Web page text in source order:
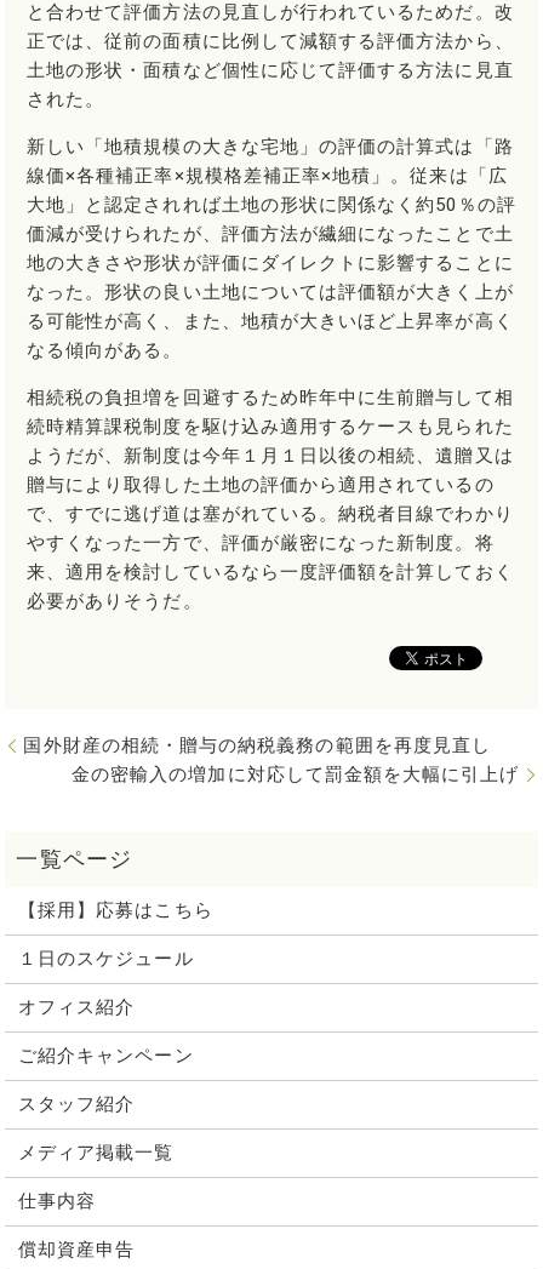
と合わせて評価方法の見直しが行われているためだ。改
正では、従前の面積に比例して減額する評価方法から、
土地の形状・面積など個性に応じて評価する方法に見直
された。
新しい「地積規模の大きな宅地」の評価の計算式は「路
線価×各種補正率×規模格差補正率×地積」。従来は「広
大地」と認定されれば土地の形状に関係なく約50％の評
価減が受けられたが、評価方法が繊細になったことで土
地の大きさや形状が評価にダイレクトに影響することに
なった。形状の良い土地については評価額が大きく上が
る可能性が高く、また、地積が大きいほど上昇率が高く
なる傾向がある。
相続税の負担増を回避するため昨年中に生前贈与して相
続時精算課税制度を駆け込み適用するケースも見られた
ようだが、新制度は今年１月１日以後の相続、遺贈又は
贈与により取得した土地の評価から適用されているの
で、すでに逃げ道は塞がれている。納税者目線でわかり
やすくなった一方で、評価が厳密になった新制度。将
来、適用を検討しているなら一度評価額を計算しておく
必要がありそうだ。
国外財産の相続・贈与の納税義務の範囲を再度見直し
金の密輸入の増加に対応して罰金額を大幅に引上げ
【採用】応募はこちら
１日のスケジュール
オフィス紹介
ご紹介キャンペーン
スタッフ紹介
メディア掲載一覧
仕事内容
償却資産申告